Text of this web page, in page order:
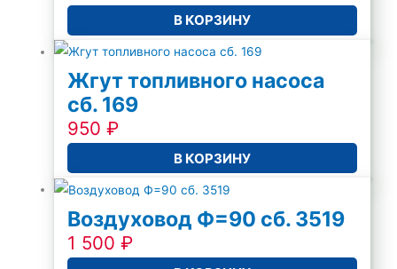
В КОРЗИНУ
Жгут топливного насоса
сб. 169
950₽
В КОРЗИНУ
Воздуховод Ф=90 сб. 3519
1 500₽